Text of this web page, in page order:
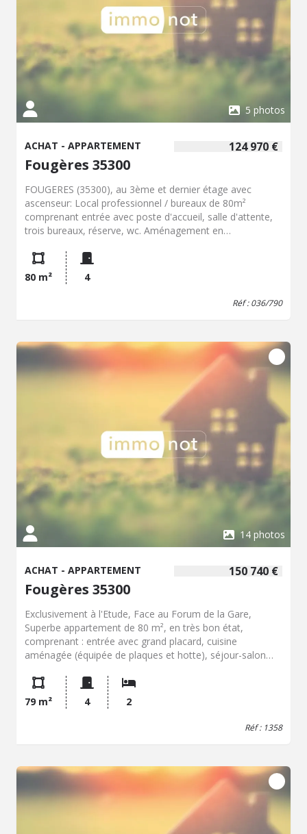
5 photos
124 970 €
ACHAT - APPARTEMENT
Fougères 35300
FOUGERES (35300), au 3ème et dernier étage avec
ascenseur: Local professionnel / bureaux de 80m²
comprenant entrée avec poste d'accueil, salle d'attente,
trois bureaux, réserve, wc. Aménagement en
80 m² 4
Réf : 036/790
14 photos
150 740 €
ACHAT - APPARTEMENT
Fougères 35300
Exclusivement à l'Etude, Face au Forum de la Gare,
Superbe appartement de 80 m², en très bon état,
comprenant : entrée avec grand placard, cuisine
aménagée (équipée de plaques et hotte), séjour-salon
une avec placard, salle de bains et wc. Cave. Grenier.
Chauffage individuel gaz de ville.
79 m² 4 2
Réf : 1358